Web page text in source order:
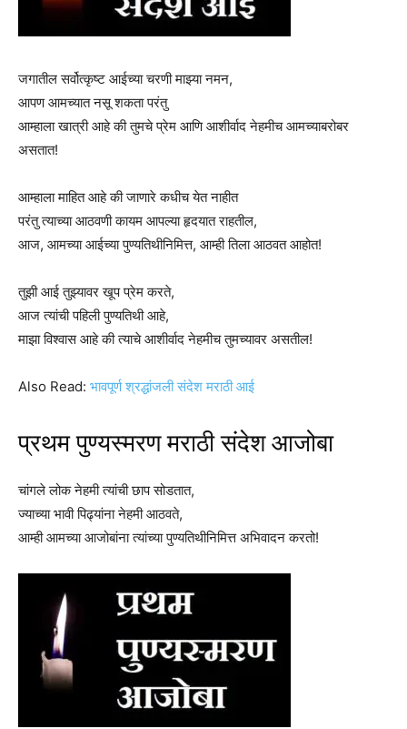
जगातील सर्वोत्कृष्ट आईच्या चरणी माझ्या नमन,
आपण आमच्यात नसू शकता परंतु
आम्हाला खात्री आहे की तुमचे प्रेम आणि आशीर्वाद नेहमीच आमच्याबरोबर
असतात!
आम्हाला माहित आहे की जाणारे कधीच येत नाहीत
परंतु त्याच्या आठवणी कायम आपल्या हृदयात राहतील,
आज, आमच्या आईच्या पुण्यतिथीनिमित्त, आम्ही तिला आठवत आहोत!
तुझी आई तुझ्यावर खूप प्रेम करते,
आज त्यांची पहिली पुण्यतिथी आहे,
माझा विश्वास आहे की त्याचे आशीर्वाद नेहमीच तुमच्यावर असतील!
Also Read: भावपूर्ण श्रद्धांजली संदेश मराठी आई
प्रथम पुण्यस्मरण मराठी संदेश आजोबा
चांगले लोक नेहमी त्यांची छाप सोडतात,
ज्याच्या भावी पिढ्यांना नेहमी आठवते,
आम्ही आमच्या आजोबांना त्यांच्या पुण्यतिथीनिमित्त अभिवादन करतो!